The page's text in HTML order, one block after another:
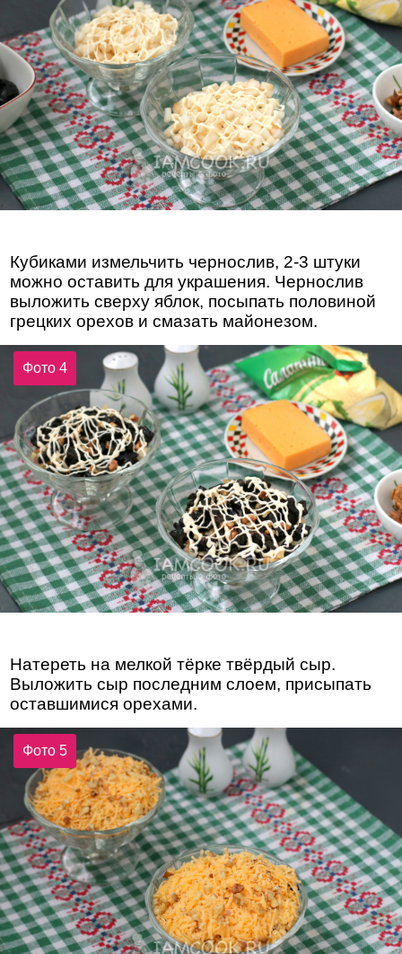
Кубиками измельчить чернослив, 2-3 штуки
можно оставить для украшения. Чернослив
выложить сверху яблок, посыпать половиной
грецких орехов и смазать майонезом.
Фото 4
Натереть на мелкой тёрке твёрдый сыр.
Выложить сыр последним слоем, присыпать
оставшимися орехами.
Фото 5